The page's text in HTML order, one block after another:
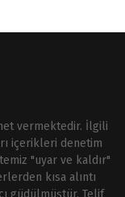
vermektedir. İlgili
içerikleri denetim
"uyar ve kaldır"
kısa alıntı
güdülmüştür. Telif